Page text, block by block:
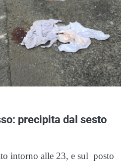
precipita dal sesto
intorno alle 23, e sul posto